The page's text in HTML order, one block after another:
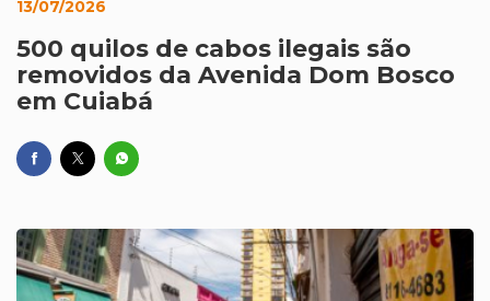
13/07/2026
500 quilos de cabos ilegais são
removidos da Avenida Dom Bosco
em Cuiabá